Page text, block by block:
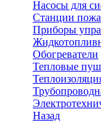
Насосы для
Станции
Приборы
Обогреватели
Тепловые
Назад